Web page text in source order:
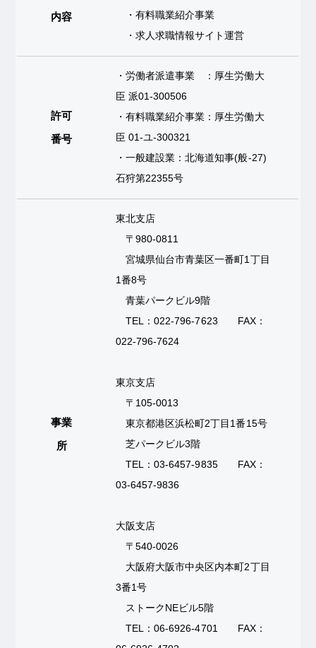
内容
・有料職業紹介事業
・求人求職情報サイト運営
許可
番号
・労働者派遣事業 ：厚生労働大
臣 派01-300506
・有料職業紹介事業：厚生労働大
臣 01-ユ-300321
・一般建設業：北海道知事(般-27)
石狩第22355号
事業
所
東北支店
〒980-0811
宮城県仙台市青葉区一番町1丁目
1番8号
青葉パークビル9階
TEL：022-796-7623 FAX：
022-796-7624
東京支店
〒105-0013
東京都港区浜松町2丁目1番15号
芝パークビル3階
TEL：03-6457-9835 FAX：
03-6457-9836
大阪支店
〒540-0026
大阪府大阪市中央区内本町2丁目
3番1号
ストークNEビル5階
TEL：06-6926-4701 FAX：